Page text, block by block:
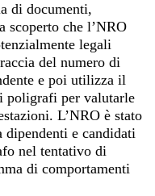
di documenti,
scoperto che l’NRO
legali
del numero di
e poi utilizza il
poligrafi per valutarle
L’NRO è stato
dipendenti e candidati
nel tentativo di
di comportamenti